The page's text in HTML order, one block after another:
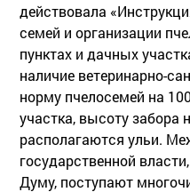
действовала
семей и организации
пунктах и дачных
наличие ветеринарно-
норму пчелосемей на
участка, высоту забора
располагаются ульи.
государственной
Думу, поступают